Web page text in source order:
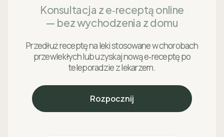
Konsultacja z e‑receptą online
— bez wychodzenia z domu
Przedłuż receptę na leki stosowane w chorobach
przewlekłych lub uzyskaj nową e‑receptę po
teleporadzie z lekarzem.
Rozpocznij